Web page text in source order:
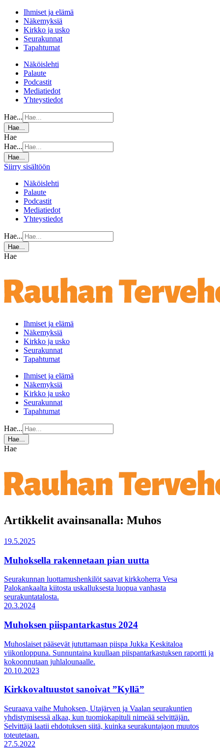
Ihmiset ja elämä
Näkemyksiä
Kirkko ja usko
Seurakunnat
Tapahtumat
Näköislehti
Palaute
Podcastit
Mediatiedot
Yhteystiedot
Hae...
Hae...
Hae
Hae...
Hae...
Siirry sisältöön
Näköislehti
Palaute
Podcastit
Mediatiedot
Yhteystiedot
Hae...
Hae...
Hae
Ihmiset ja elämä
Näkemyksiä
Kirkko ja usko
Seurakunnat
Tapahtumat
Ihmiset ja elämä
Näkemyksiä
Kirkko ja usko
Seurakunnat
Tapahtumat
Hae...
Hae...
Hae
Artikkelit avainsanalla: Muhos
19.5.2025
Muhoksella rakennetaan pian uutta
Seurakunnan luottamushenkilöt saavat kirkkoherra Vesa
Palokankaalta kiitosta uskalluksesta luopua vanhasta
seurakuntatalosta.
20.3.2024
Muhoksen piispantarkastus 2024
Muhoslaiset pääsevät jututtamaan piispa Jukka Keskitaloa
viikonloppuna. Sunnuntaina kuullaan piispantarkastuksen raportti ja
kokoonnutaan juhlalounaalle.
20.10.2023
Kirkkovaltuustot sanoivat ”Kyllä”
Seuraava vaihe Muhoksen, Utajärven ja Vaalan seurakuntien
yhdistymisessä alkaa, kun tuomiokapituli nimeää selvittäjän.
Selvittäjä laatii ehdotuksen siitä, kuinka seurakuntajaon muutos
toteutetaan.
27.5.2022